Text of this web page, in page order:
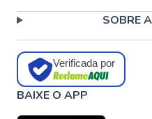
SOBRE
Verificada por
BAIXE O APP